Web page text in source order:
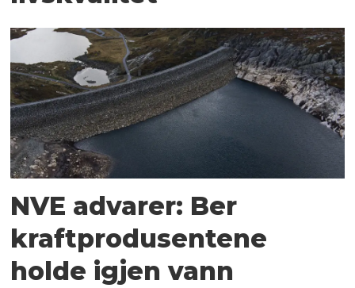
NVE advarer: Ber
kraftprodusentene
holde igjen vann